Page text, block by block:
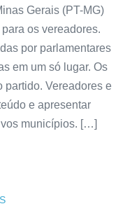
Gerais (PT-MG)
os vereadores.
por parlamentares
em um só lugar. Os
partido. Vereadores e
e apresentar
municípios. […]